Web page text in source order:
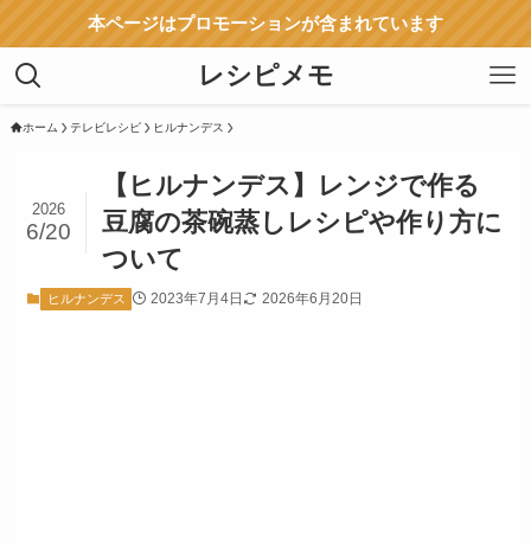
本ページはプロモーションが含まれています
レシピメモ
ホーム テレビレシピ ヒルナンデス
【ヒルナンデス】レンジで作る
豆腐の茶碗蒸しレシピや作り方に
ついて
2026
6/20
ヒルナンデス 2023年7月4日 2026年6月20日